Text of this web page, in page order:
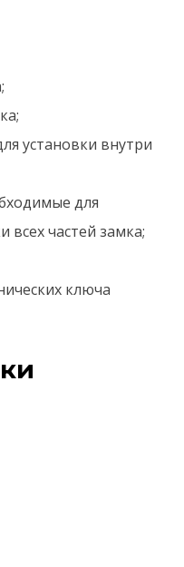
установки внутри
для
всех частей замка;
ключа